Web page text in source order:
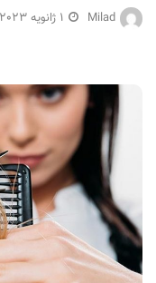
Milad 1 ژانویه 2023